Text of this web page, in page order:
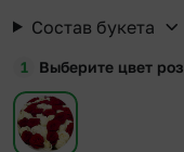
Состав букета
Выберите цвет роз